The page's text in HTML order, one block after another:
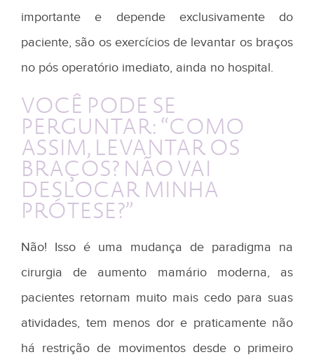
importante e depende exclusivamente do
paciente, são os exercícios de levantar os braços
no pós operatório imediato, ainda no hospital.
VOCÊ PODE SE
PERGUNTAR: “COMO
ASSIM, LEVANTAR OS
BRAÇOS? NÃO VAI
DESLOCAR MINHA
PRÓTESE?”
Não! Isso é uma mudança de paradigma na
cirurgia de aumento mamário moderna, as
pacientes retornam muito mais cedo para suas
atividades, tem menos dor e praticamente não
há restrição de movimentos desde o primeiro